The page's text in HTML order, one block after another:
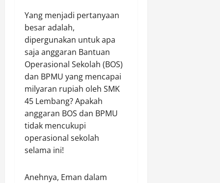
Yang menjadi pertanyaan
besar adalah,
dipergunakan untuk apa
saja anggaran Bantuan
Operasional Sekolah (BOS)
dan BPMU yang mencapai
milyaran rupiah oleh SMK
45 Lembang? Apakah
anggaran BOS dan BPMU
tidak mencukupi
operasional sekolah
selama ini!
Anehnya, Eman dalam